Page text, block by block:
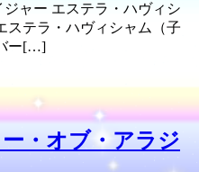
ジャー エステラ・ハヴィシ
ステラ・ハヴィシャム（子
ー[…]
・オブ・アラジ